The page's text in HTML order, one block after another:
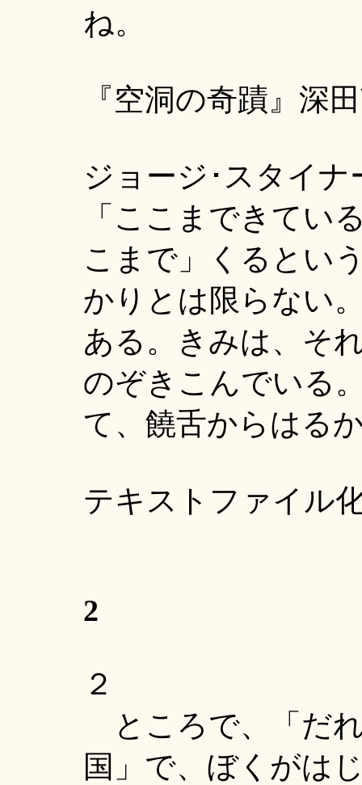
ね。
『空洞の奇蹟』深
ジョージ･スタイ
「ここまできてい
こまで」くるとい
かりとは限らない
ある。きみは、そ
のぞきこんでいる
て、饒舌からはる
テキストファイル
2
２
ところで、「だ
国」で、ぼくがは